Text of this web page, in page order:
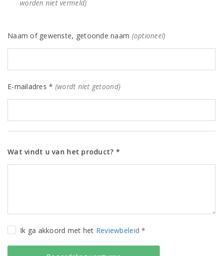
worden niet vermeld)
Naam of gewenste, getoonde naam (optioneel)
E-mailadres * (wordt niet getoond)
Wat vindt u van het product? *
Ik ga akkoord met het Reviewbeleid *